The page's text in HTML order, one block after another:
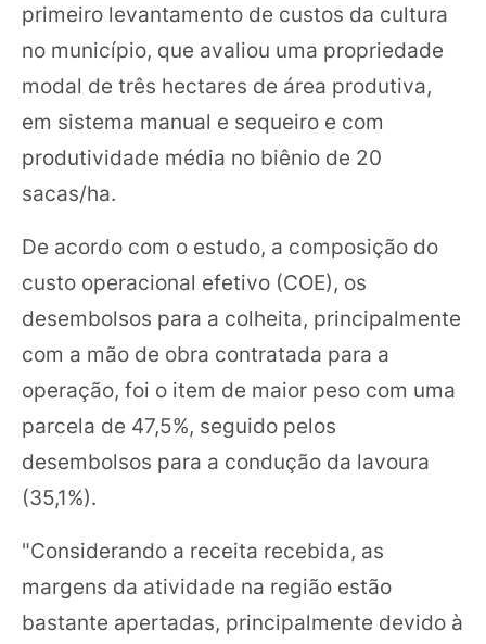
primeiro levantamento de custos da cultura
no município, que avaliou uma propriedade
modal de três hectares de área produtiva,
em sistema manual e sequeiro e com
produtividade média no biênio de 20
sacas/ha.
De acordo com o estudo, a composição do
custo operacional efetivo (COE), os
desembolsos para a colheita, principalmente
com a mão de obra contratada para a
operação, foi o item de maior peso com uma
parcela de 47,5%, seguido pelos
desembolsos para a condução da lavoura
(35,1%).
"Considerando a receita recebida, as
margens da atividade na região estão
bastante apertadas, principalmente devido à